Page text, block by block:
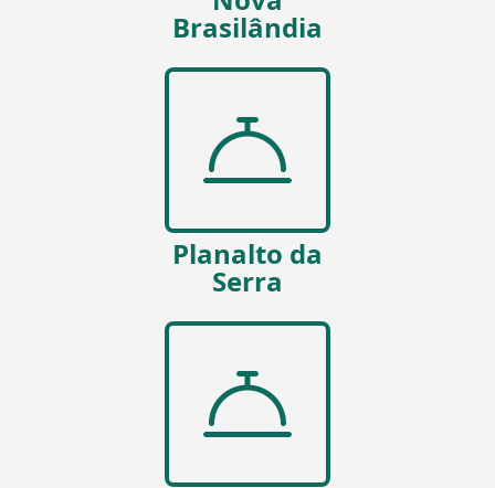
Brasilândia
Planalto da
Serra